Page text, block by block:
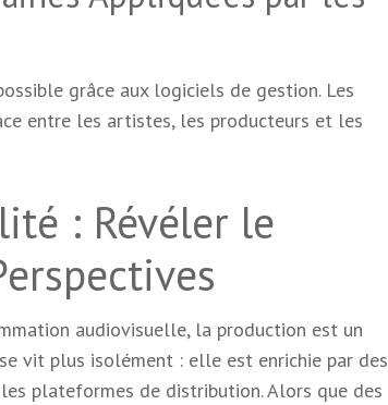
grâce aux logiciels de gestion. Les
entre les artistes, les producteurs et les
: Révéler le
audiovisuelle, la production est un
vit plus isolément : elle est enrichie par des
plateformes de distribution. Alors que des